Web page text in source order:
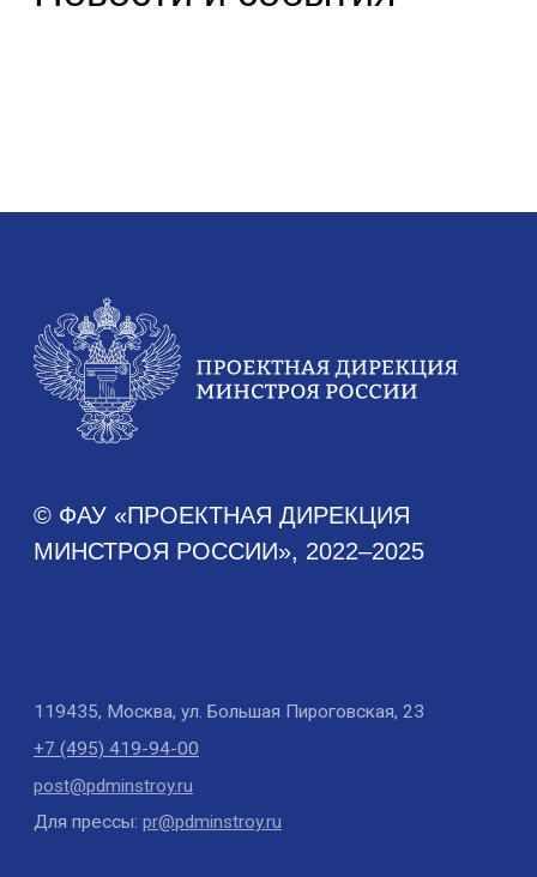
ФП «Жилье»
ФП «МКИ»
Штабы
Архив проектов
ФП «ФКГС»
Противодействие коррупции
Антимонопольное законодательство
Новости
Новости Дирекции